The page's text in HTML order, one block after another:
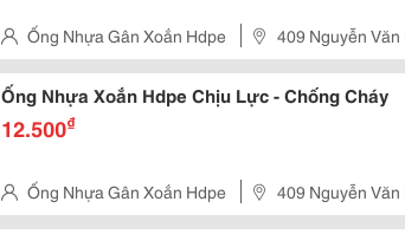
Khả Năng Chịu Lực Lớn, Kinh Tế, Tiết Kiệ
Ống Nhựa Gân Xoắn Hdpe
409 Nguyễn Văn
Thọ, Q.thủ Đức
Ống Nhựa Xoắn Hdpe Chịu Lực - Chống Cháy
12.500₫
Ống Nhựa Gân Xoắn Hdpe
409 Nguyễn Văn
Thọ, Q.thủ Đức